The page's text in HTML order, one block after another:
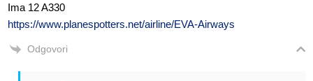
Ima 12 A330
https://www.planespotters.net/airline/EVA-Airways
Odgovori